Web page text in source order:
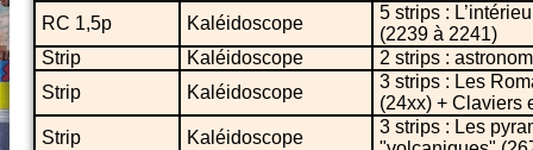
RC 1,5p
Kaléidoscope
5 strips :
(2239 à 2241)
Strip
Kaléidoscope
2 strips :
Strip
Kaléidoscope
3 strips : Les
(24xx) + Claviers
Strip
Kaléidoscope
3 strips : Les